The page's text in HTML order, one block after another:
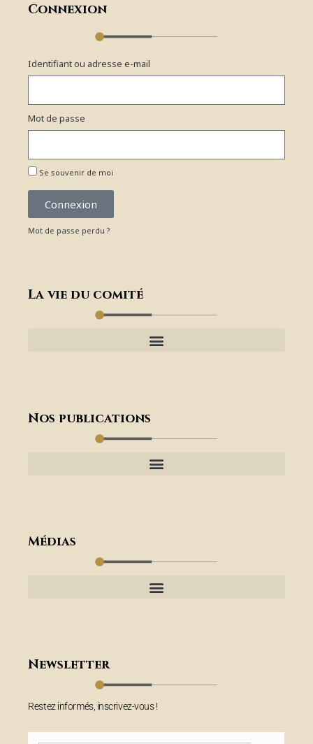
Connexion
Identifiant ou adresse e-mail
Mot de passe
Se souvenir de moi
Connexion
Mot de passe perdu ?
La vie du comité
Nos publications
Médias
Newsletter
Restez informés, inscrivez-vous !